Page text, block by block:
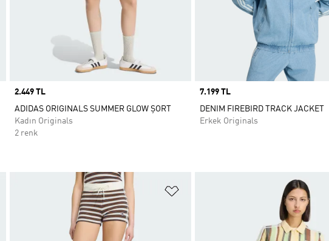
Price
2.449 TL
ADIDAS ORIGINALS SUMMER GLOW ŞORT
Kadın Originals
2 renk
Price
7.199 TL
DENIM FIREBIRD TRACK JACKET
Erkek Originals
Favori Listesine Ekle